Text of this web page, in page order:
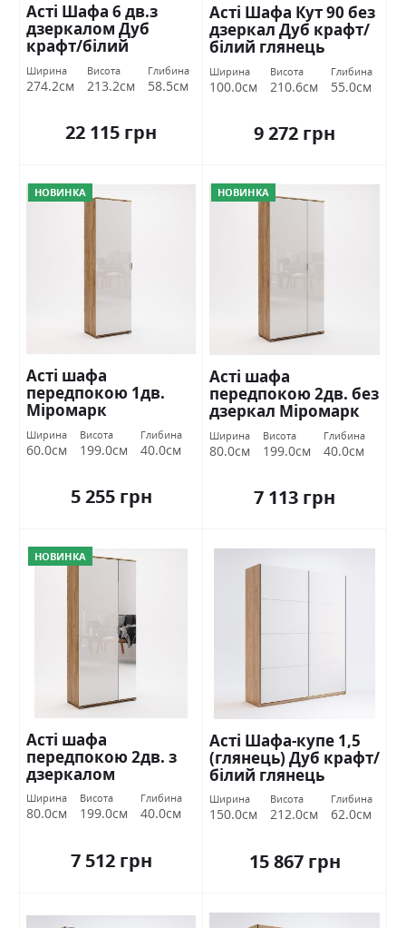
Асті Шафа 6 дв.з
дзеркалом Дуб
крафт/білий
глянець Міромарк
Ширина
274.2см
Висота
213.2см
Глибина
58.5см
22 115 грн
Асті Шафа Кут 90 без
дзеркал Дуб крафт/
білий глянець
Міромарк
Ширина
100.0см
Висота
210.6см
Глибина
55.0см
9 272 грн
НОВИНКА
Асті шафа
передпокою 1дв.
Міромарк
Ширина
60.0см
Висота
199.0см
Глибина
40.0см
5 255 грн
НОВИНКА
Асті шафа
передпокою 2дв. без
дзеркал Міромарк
Ширина
80.0см
Висота
199.0см
Глибина
40.0см
7 113 грн
НОВИНКА
Асті шафа
передпокою 2дв. з
дзеркалом
Міромарк
Ширина
80.0см
Висота
199.0см
Глибина
40.0см
7 512 грн
Асті Шафа-купе 1,5
(глянець) Дуб крафт/
білий глянець
Міромарк
Ширина
150.0см
Висота
212.0см
Глибина
62.0см
15 867 грн